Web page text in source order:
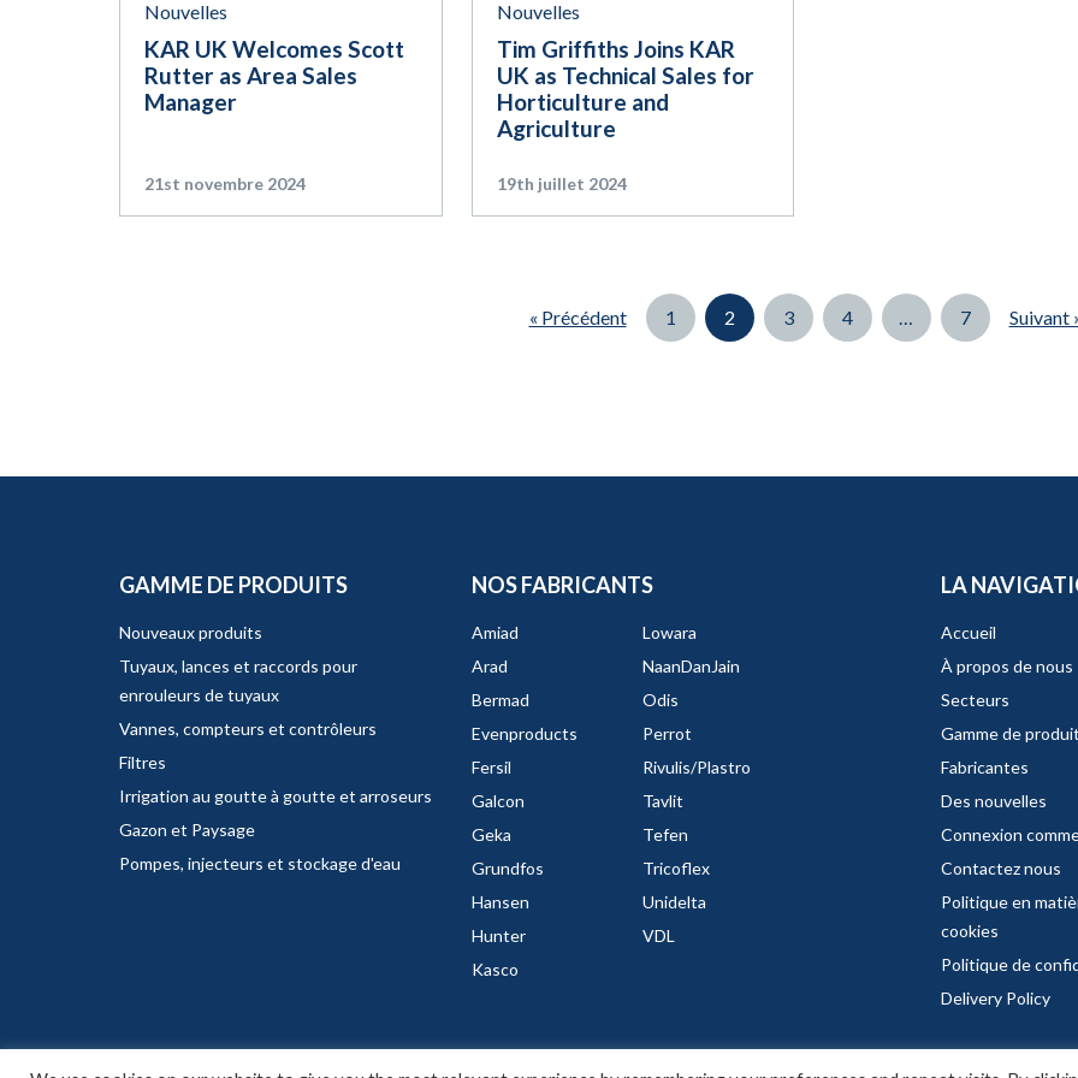
Nouvelles
KAR UK Welcomes Scott
Rutter as Area Sales
Manager
21st novembre 2024
Nouvelles
Tim Griffiths Joins KAR
UK as Technical Sales for
Horticulture and
Agriculture
19th juillet 2024
« Précédent Page
1 Page
2 Page
3 Page
4 … Page
7 Suivant
GAMME DE PRODUITS
Nouveaux produits
Tuyaux, lances et raccords pour
enrouleurs de tuyaux
Vannes, compteurs et contrôleurs
Filtres
Irrigation au goutte à goutte et arroseurs
Gazon et Paysage
Pompes, injecteurs et stockage d'eau
NOS FABRICANTS
Amiad
Arad
Bermad
Evenproducts
Fersil
Galcon
Geka
Grundfos
Hansen
Hunter
Kasco
Lowara
NaanDanJain
Odis
Perrot
Rivulis/Plastro
Tavlit
Tefen
Tricoflex
Unidelta
VDL
LA
Accueil
À propos de nous
Secteurs
Gamme de
Fabricantes
Des nouvelles
Connexion
Contactez nous
Politique en
cookies
Politique de
Delivery Policy